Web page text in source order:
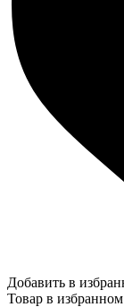
Добавить в
Товар в избранном